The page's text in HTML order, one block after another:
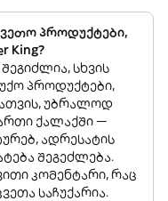
პროდუქტები,
King?
სხვის
პროდუქტები,
უბრალოდ
ქალაქში —
ადრესატის
შეგეძლება.
კომენტარი, რაც
საჩუქარია.